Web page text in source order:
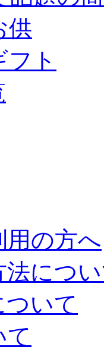
供
ト
用の方へ
法につ
いて
て